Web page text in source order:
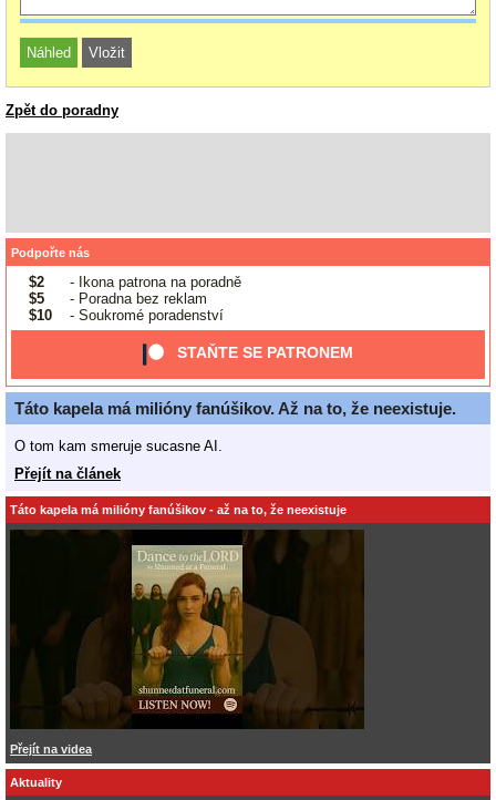
Zpět do poradny
Podpořte nás
$2
- Ikona patrona na poradně
$5
- Poradna bez reklam
$10
- Soukromé poradenství
STAŇTE SE PATRONEM
Táto kapela má milióny fanúšikov. Až na to, že neexistuje.
O tom kam smeruje sucasne AI.
Přejít na článek
Táto kapela má milióny fanúšikov - až na to, že neexistuje
Přejít na videa
Aktuality